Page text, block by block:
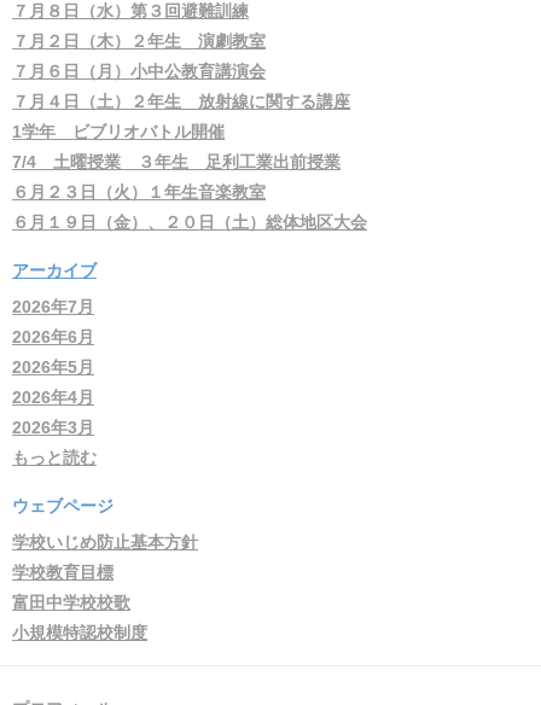
７月８日（水）第３回避難訓練
７月２日（木）２年生 演劇教室
７月６日（月）小中公教育講演会
７月４日（土）２年生 放射線に関する講座
1学年 ビブリオバトル開催
7/4 土曜授業 ３年生 足利工業出前授業
６月２３日（火）１年生音楽教室
６月１９日（金）、２０日（土）総体地区大会
アーカイブ
2026年7月
2026年6月
2026年5月
2026年4月
2026年3月
もっと読む
ウェブページ
学校いじめ防止基本方針
学校教育目標
富田中学校校歌
小規模特認校制度